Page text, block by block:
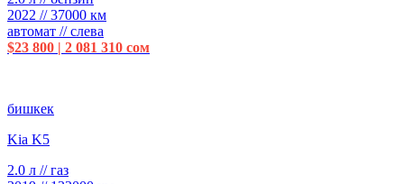
2022 // 37000 км
автомат // слева
$23 800 | 2 081 310 сом
бишкек
Kia K5
2.0 л // газ